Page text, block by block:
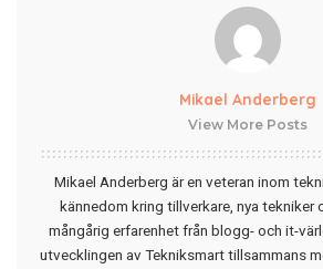
Mikael Anderberg
View More Posts
Mikael Anderberg är en veteran inom
kännedom kring tillverkare, nya tekniker
mångårig erfarenhet från blogg- och it-
utvecklingen av Tekniksmart tillsammans